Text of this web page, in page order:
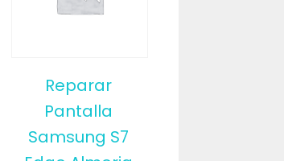
Reparar
Pantalla
Samsung S7